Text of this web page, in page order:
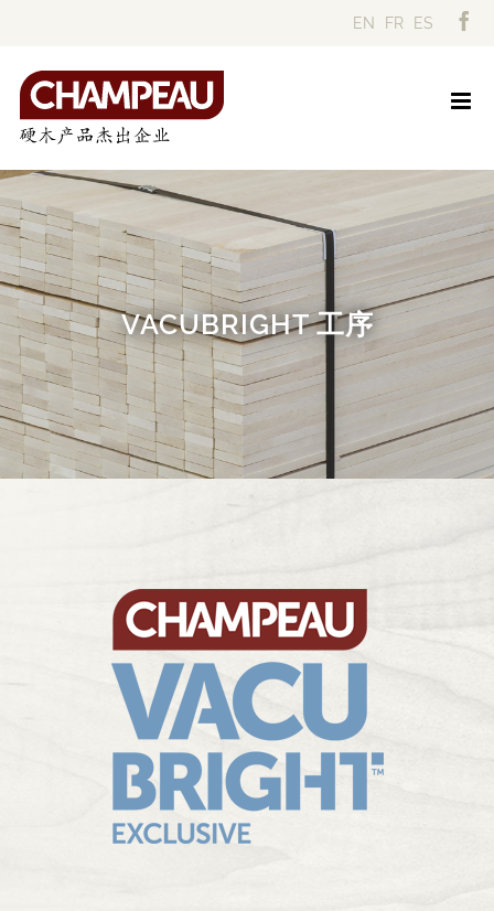
content
EN FR ES
VACUBRIGHT 工序